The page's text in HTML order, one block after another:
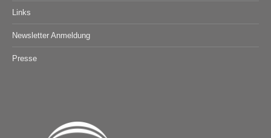
Links
Newsletter Anmeldung
Presse